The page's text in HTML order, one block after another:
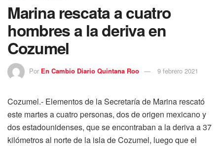
Marina rescata a cuatro
hombres a la deriva en
Cozumel
Por En Cambio Diario Quintana Roo 9 febrero 2021
Cozumel.- Elementos de la Secretaría de Marina rescató
este martes a cuatro personas, dos de origen mexicano y
dos estadounidenses, que se encontraban a la deriva a 37
kilómetros al norte de la isla de Cozumel, luego que el